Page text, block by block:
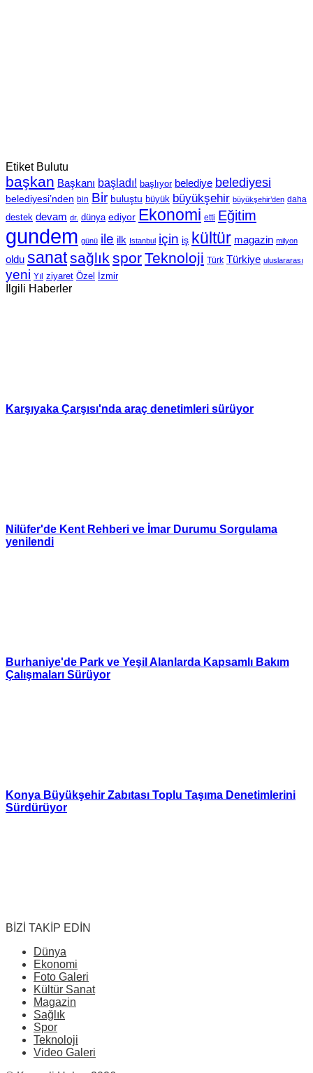
Etiket Bulutu
başkan Başkanı başladı! başlıyor belediye belediyesi
belediyesi’nden bin Bir buluştu büyük büyükşehir büyükşehir’den daha
destek devam dr. dünya ediyor Ekonomi etti Eğitim
gundem günü ile ilk Istanbul için iş kültür magazin milyon
oldu sanatsağlık sporTeknoloji Türk Türkiye uluslararası
yeni Yıl ziyaret Özel İzmir
İlgili Haberler
Karşıyaka Çarşısı'nda araç denetimleri sürüyor
Nilüfer'de Kent Rehberi ve İmar Durumu Sorgulama
yenilendi
Burhaniye'de Park ve Yeşil Alanlarda Kapsamlı Bakım
Çalışmaları Sürüyor
Konya Büyükşehir Zabıtası Toplu Taşıma Denetimlerini
Sürdürüyor
BİZİ TAKİP EDİN
Dünya
Ekonomi
Foto Galeri
Kültür Sanat
Magazin
Sağlık
Spor
Teknoloji
Video Galeri